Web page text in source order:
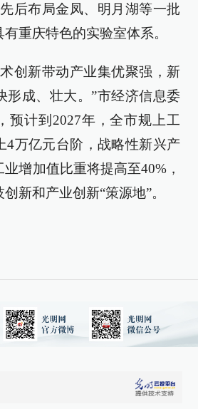
后布局金凤、明月湖等一批
重庆特色的实验室体系。
创新带动产业集优聚强，新
形成、壮大。”市经济信息委
预计到2027年，全市规上工
4万亿元台阶，战略性新兴产
增加值比重将提高至40%，
新和产业创新“策源地”。